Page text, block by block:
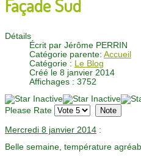
Façade Sud
Détails
Écrit par Jérôme PERRIN
Catégorie parente: Accueil
Catégorie : Le Blog
Créé le 8 janvier 2014
Affichages : 3752
Please Rate
Mercredi 8 janvier 2014 :
Belle semaine, température